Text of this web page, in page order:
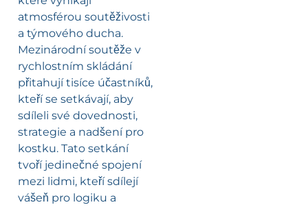
atmosférou soutěživosti
a týmového ducha.
Mezinárodní soutěže v
rychlostním skládání
přitahují tisíce účastníků,
kteří se setkávají, aby
sdíleli své dovednosti,
strategie a nadšení pro
kostku. Tato setkání
tvoří jedinečné spojení
mezi lidmi, kteří sdílejí
vášeň pro logiku a